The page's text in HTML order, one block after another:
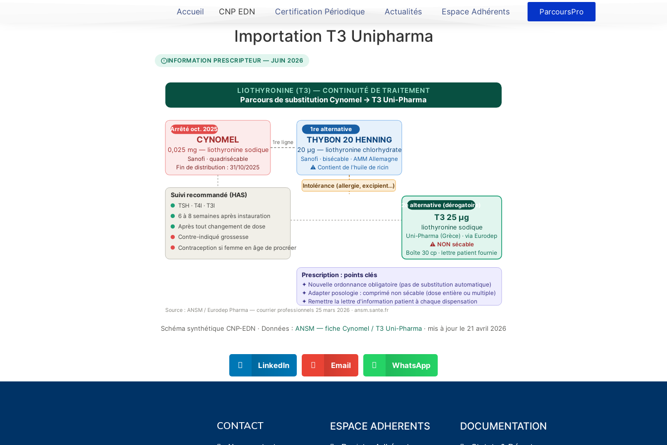
Accueil CNP EDN Certification Périodique Actualités Espace Adhérents ParcoursPro
Importation T3 Unipharma
INFORMATION PRESCRIPTEUR — JUIN 2026
LIOTHYRONINE (T3) — CONTINUITÉ DE TRAITEMENT
Parcours de substitution Cynomel → T3 Uni-Pharma
Arrêté oct. 2025
CYNOMEL
0,025 mg — liothyronine sodique
Sanofi · quadrisécable
Fin de distribution : 31/10/2025
1re ligne
1re alternative
THYBON 20 HENNING
20 µg — liothyronine chlorhydrate
Sanofi · bisécable · AMM Allemagne
⚠ Contient de l'huile de ricin
Intolérance (allergie, excipient…)
2e alternative (dérogatoire)
T3 25 µg
liothyronine sodique
Uni-Pharma (Grèce) · via Eurodep
⚠ NON sécable
Boîte 30 cp · lettre patient fournie
Suivi recommandé (HAS)
TSH · T4l · T3l
6 à 8 semaines après instauration
Après tout changement de dose
Contre-indiqué grossesse
Contraception si femme en âge de procréer
Prescription : points clés
✦ Nouvelle ordonnance obligatoire (pas de substitution automatique)
✦ Adapter posologie : comprimé non sécable (dose entière ou multiple)
✦ Remettre la lettre d'information patient à chaque dispensation
Source : ANSM / Eurodep Pharma — courrier professionnels 25 mars 2026 · ansm.sante.fr
Schéma synthétique CNP-EDN · Données : ANSM — fiche Cynomel / T3 Uni-Pharma · mis à jour le 21 avril 2026
LinkedIn Email WhatsApp
CONTACT ESPACE ADHERENTS DOCUMENTATION